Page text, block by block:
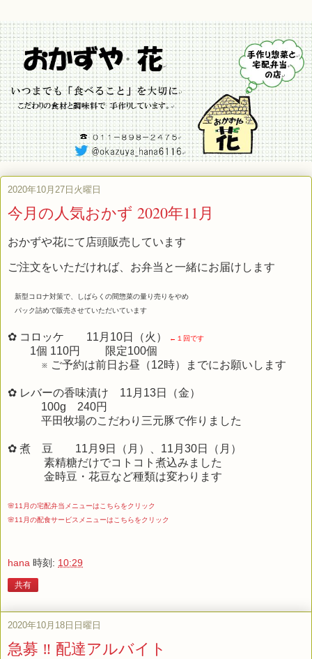
2020年10月27日火曜日
今月の人気おかず 2020年11月
おかずや花にて店頭販売しています
ご注文をいただければ、お弁当と一緒にお届けします
新型コロナ対策で、しばらくの間惣菜の量り売りをやめ
パック詰めで販売させていただいています
✿ コロッケ 11月10日（火） ←１回です
1個 110円 限定100個
※ ご予約は前日お昼（12時）までにお願いします
✿ レバーの香味漬け 11月13日（金）
100g 240円
平田牧場のこだわり三元豚で作りました
✿ 煮 豆 11月9日（月）、11月30日（月）
素精糖だけでコトコト煮込みました
金時豆・花豆など種類は変わります
🌸11月の宅配弁当メニューはこちらをクリック
🌸11月の配食サービスメニューはこちらをクリック
hana 時刻: 10:29
共有
2020年10月18日日曜日
急募 ‼ 配達アルバイト